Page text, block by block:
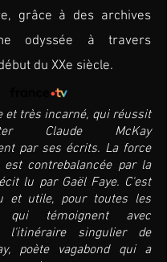
grâce à des archives
odyssée à travers
du XXe siècle.
et très incarné, qui réussit
Claude McKay
par ses écrits. La force
contrebalancée par la
lu par Gaël Faye. C'est
et utile, pour toutes les
qui témoignent avec
l'itinéraire singulier de
poète vagabond qui a